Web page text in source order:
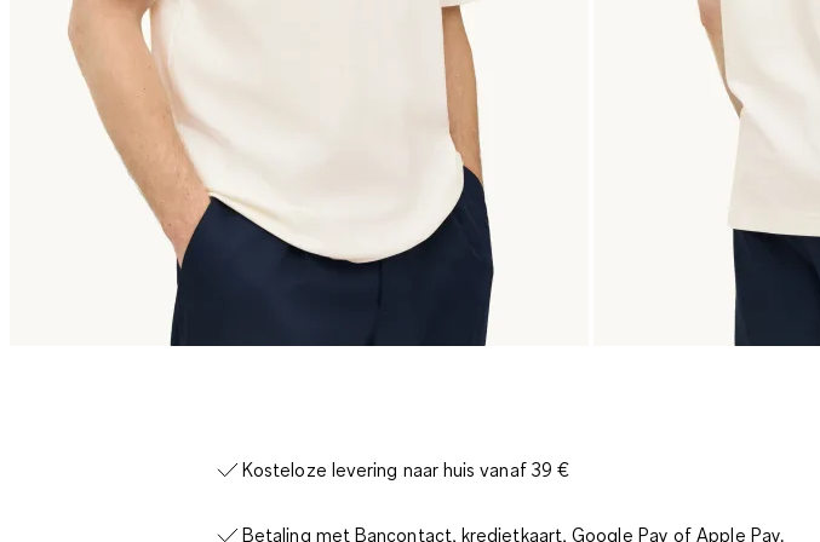
Kosteloze levering naar huis vanaf 39 €
Betaling met Bancontact, kredietkaart, Google Pay of Apple Pay.